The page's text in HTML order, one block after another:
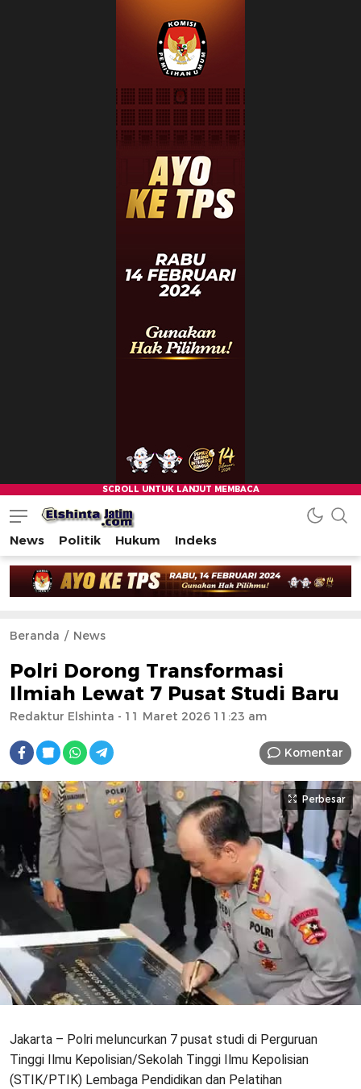
News Politik Hukum Indeks
Beranda News
Polri Dorong Transformasi
Ilmiah Lewat 7 Pusat Studi Baru
Redaktur Elshinta - 11 Maret 2026 11:23 am
Komentar
Perbesar
Jakarta – Polri meluncurkan 7 pusat studi di Perguruan
Tinggi Ilmu Kepolisian/Sekolah Tinggi Ilmu Kepolisian
(STIK/PTIK) Lembaga Pendidikan dan Pelatihan